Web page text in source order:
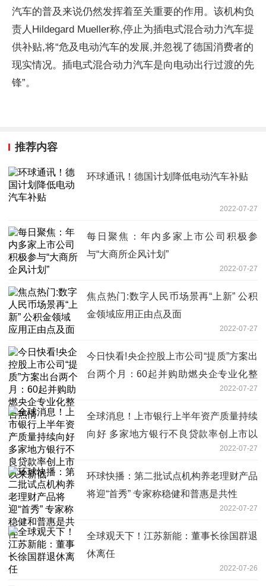
汽车的普及来说仍然发挥着至关重要的作用。该机构负
责人Hildegard Mueller称,停止为插电式混合动力汽车提
供补贴,将“危及电动汽车的发展,并忽视了德国消费者的
现实情况。插电式混合动力汽车是向电动出行过渡的先
锋”。
推荐内容
环球通讯！德国计划降低电动汽车补贴
2022-07-27
每日聚焦：年内多家上市公司积极参
与“大商所企风计划”
2022-07-27
焦点热门:数字人民币场景再“上新” 公积
金领域应用正由点及面
2022-07-27
今日快看!央企控股上市公司“提质”方案出
台两个月：60起并购助燃央企专业化整
2022-07-27
全球消息！上市银行上半年资产质量持续
向好 多家地方银行不良贷款率创上市以
2022-07-27
环球快播：第二批试点机构养老理财产品
将迎“首秀” 专家称稳健和普惠是共性
2022-07-27
全球观天下！江苏新能：董事长徐国群退
休离任
2022-07-26